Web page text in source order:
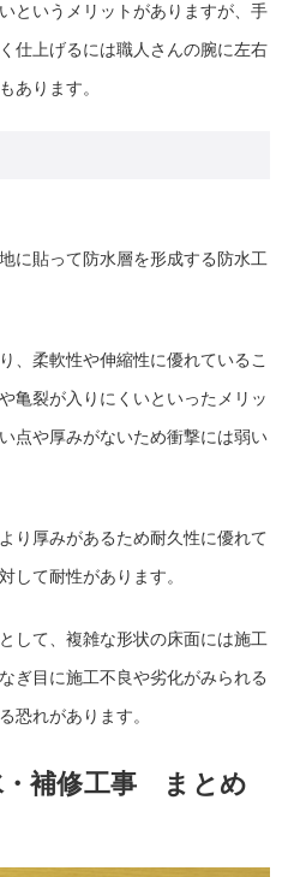
というメリットがありますが、手
仕上げるには職人さんの腕に左右
あります。
に貼って防水層を形成する防水工
、柔軟性や伸縮性に優れているこ
亀裂が入りにくいといったメリッ
点や厚みがないため衝撃には弱い
り厚みがあるため耐久性に優れて
して耐性があります。
して、複雑な形状の床面には施工
ぎ目に施工不良や劣化がみられる
恐れがあります。
・補修工事 まとめ